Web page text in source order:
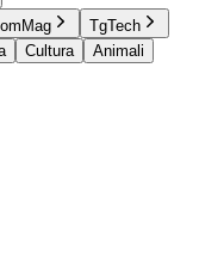
TgTech
Cultura
Animali